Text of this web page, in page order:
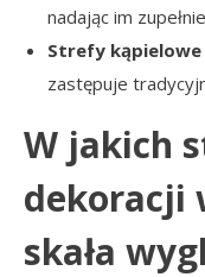
nadając im
Strefy kąpielowe
zastępuje
W jakich
dekoracji
skała